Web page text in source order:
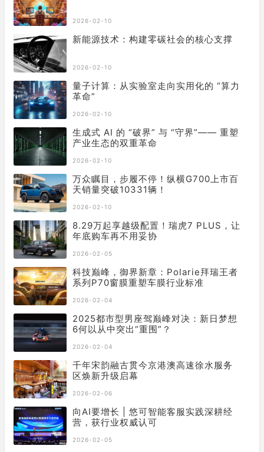
2026-02-10
新能源技术：构建零碳社会的核心支撑
2026-02-10
量子计算：从实验室走向实用化的 “算力
革命”
2026-02-10
生成式 AI 的 “破界” 与 “守界”—— 重塑
产业生态的双重革命
2026-02-10
万众瞩目，步履不停！纵横G700上市百
天销量突破10331辆！
2026-02-10
8.29万起享越级配置！瑞虎7 PLUS，让
年底购车再不用妥协
2026-02-05
科技巅峰，御界新章：Polarie拜瑞王者
系列P70窗膜重塑车膜行业标准
2026-02-04
2025都市型男座驾巅峰对决：新日梦想
6何以从中突出“重围”？
2026-02-04
千年宋韵融古贯今京港澳高速徐水服务
区焕新升级启幕
2026-02-06
向AI要增长 | 悠可智能客服实践深耕经
营，获行业权威认可
2026-02-05